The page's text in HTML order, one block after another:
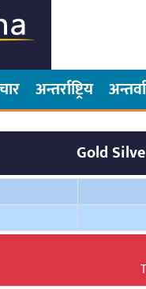
अन्तर्राष्ट्रिय
Gold